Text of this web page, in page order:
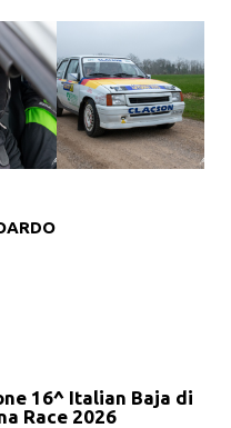
16^ Italian Baja di
Race 2026